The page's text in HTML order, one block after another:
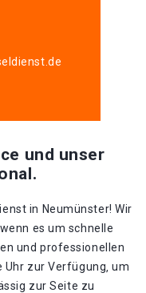
und unser
in Neumünster!​ Wir
es um schnelle
und professionellen
zur Verfügung‚ um
zur Seite zu